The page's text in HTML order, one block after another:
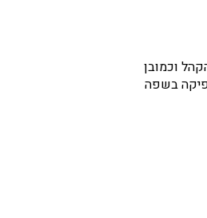
וכמובן
בשפה